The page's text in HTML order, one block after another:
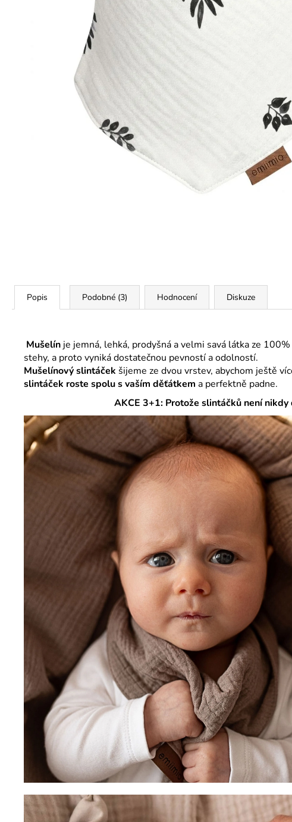
Popis Podobné (3) Hodnocení Diskuze
Mušelín je jemná, lehká, prodyšná a velmi savá látka ze
stehy, a proto vyniká dostatečnou pevností a odolností.
Mušelínový slintáček šijeme ze dvou vrstev, abychom ještě
slintáček roste spolu s vaším děťátkem a perfektně padne.
AKCE 3+1: Protože slintáčků není